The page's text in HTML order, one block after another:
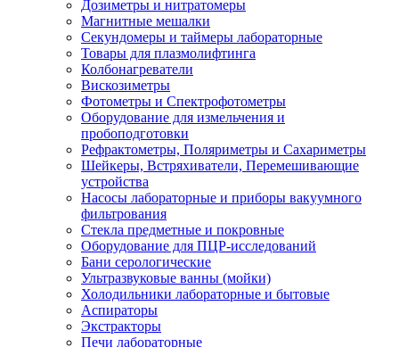
Дозиметры и нитратомеры
Магнитные мешалки
Секундомеры и таймеры лабораторные
Товары для плазмолифтинга
Колбонагреватели
Вискозиметры
Фотометры и Спектрофотометры
Оборудование для измельчения и
пробоподготовки
Рефрактометры, Поляриметры и Сахариметры
Шейкеры, Встряхиватели, Перемешивающие
устройства
Насосы лабораторные и приборы вакуумного
фильтрования
Стекла предметные и покровные
Оборудование для ПЦР-исследований
Бани серологические
Ультразвуковые ванны (мойки)
Холодильники лабораторные и бытовые
Аспираторы
Экстракторы
Печи лабораторные